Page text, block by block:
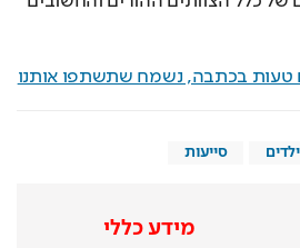
טעות בכתבה, נשמח שתשתפו אותנו
ילדים סייעות
מידע כללי